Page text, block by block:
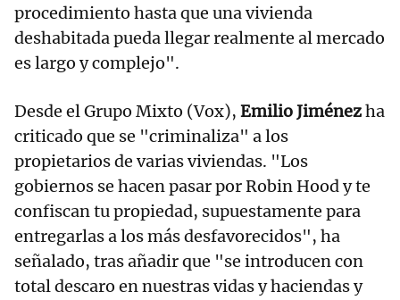
procedimiento hasta que una vivienda
deshabitada pueda llegar realmente al mercado
es largo y complejo".
Desde el Grupo Mixto (Vox), Emilio Jiménezha
criticado que se "criminaliza" a los
propietarios de varias viviendas. "Los
gobiernos se hacen pasar por Robin Hood y te
confiscan tu propiedad, supuestamente para
entregarlas a los más desfavorecidos", ha
señalado, tras añadir que "se introducen con
total descaro en nuestras vidas y haciendas y